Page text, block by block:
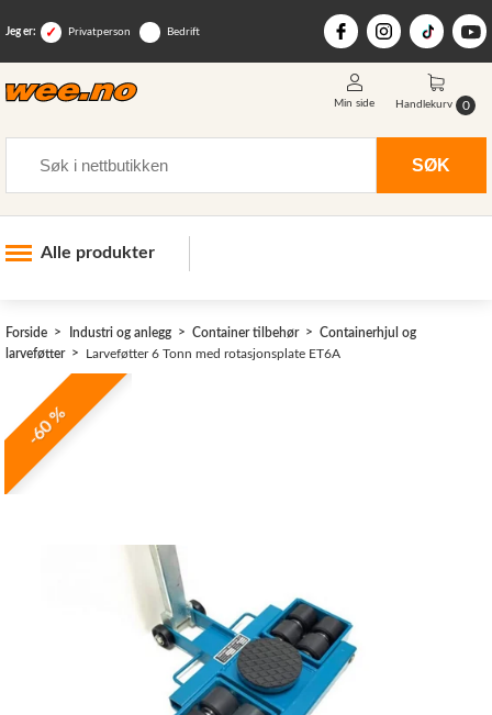
Jeg er: Privatperson Bedrift
SØK
Min side Handlekurv 0
Alle produkter
Skogsutstyr
Landbruksutstyr
Hjem, hage, fritid og sjø
Vinter og snøutstyr
Nye Wee produkter
Forside Industri og anlegg Container tilbehør
Containerhjul og
larveføtter
Larveføtter 6 Tonn med rotasjonsplate ET6A
-60 %